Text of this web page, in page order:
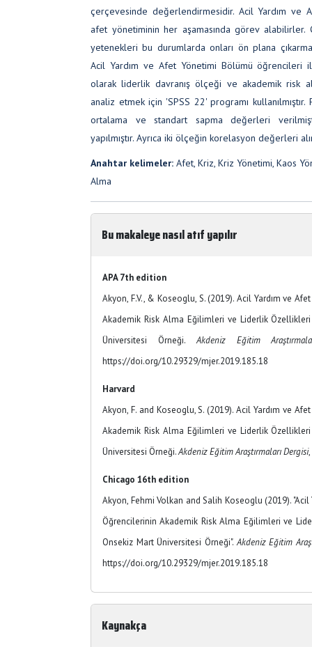
çerçevesinde değerlendirmesidir. Acil Yardım ve
afet yönetiminin her aşamasında görev alabilirler.
yetenekleri bu durumlarda onları ön plana
Acil Yardım ve Afet Yönetimi Bölümü öğrencileri
olarak liderlik davranış ölçeği ve akademik risk
analiz etmek için 'SPSS 22' programı kullanılmıştır.
ortalama ve standart sapma değerleri
yapılmıştır. Ayrıca iki ölçeğin korelasyon değerleri
Anahtar kelimeler: Afet, Kriz, Kriz Yönetimi, Kaos
Alma
Bu makaleye nasıl atıf yapılır
APA 7th edition
Akyon, F.V., & Koseoglu, S. (2019). Acil Yardım ve
Akademik Risk Alma Eğilimleri ve Liderlik
Üniversitesi Örneği.Akdeniz Eğitim
https://doi.org/10.29329/mjer.2019.185.18
Harvard
Akyon, F. and Koseoglu, S. (2019). Acil Yardım ve
Akademik Risk Alma Eğilimleri ve Liderlik
Üniversitesi Örneği.Akdeniz Eğitim Araştırmaları Dergisi
Chicago 16th edition
Akyon, Fehmi Volkan and Salih Koseoglu (2019).
Öğrencilerinin Akademik Risk Alma Eğilimleri ve
Onsekiz Mart Üniversitesi Örneği".Akdeniz Eğitim
https://doi.org/10.29329/mjer.2019.185.18
Kaynakça